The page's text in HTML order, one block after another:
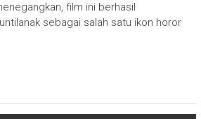
film ini berhasil
sebagai salah satu ikon horor